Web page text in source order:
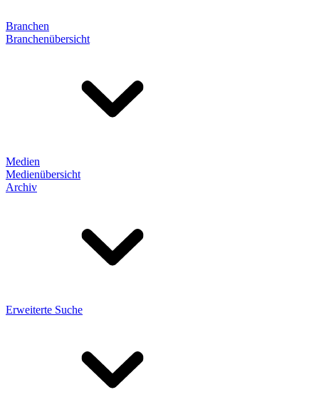
Branchen
Branchenübersicht
Medien
Medienübersicht
Archiv
Erweiterte Suche